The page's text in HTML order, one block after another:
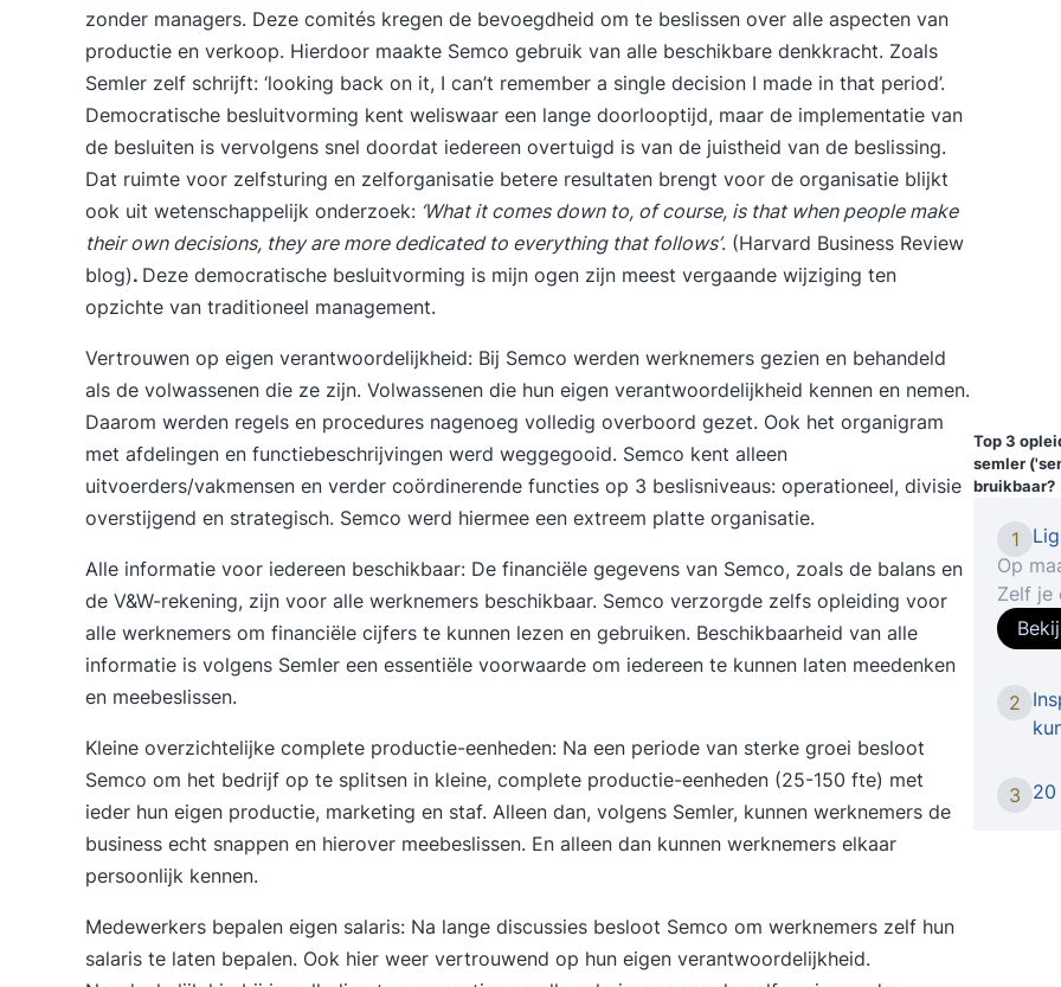
zonder managers. Deze comités kregen de bevoegdheid om te beslissen over alle aspecten van
productie en verkoop. Hierdoor maakte Semco gebruik van alle beschikbare denkkracht. Zoals
Semler zelf schrijft: ‘looking back on it, I can’t remember a single decision I made in that period’.
Democratische besluitvorming kent weliswaar een lange doorlooptijd, maar de implementatie van
de besluiten is vervolgens snel doordat iedereen overtuigd is van de juistheid van de beslissing.
Dat ruimte voor zelfsturing en zelforganisatie betere resultaten brengt voor de organisatie blijkt
ook uit wetenschappelijk onderzoek: ‘What it comes down to, of course, is that when people make
their own decisions, they are more dedicated to everything that follows’. (Harvard Business Review
blog). Deze democratische besluitvorming is mijn ogen zijn meest vergaande wijziging ten
opzichte van traditioneel management.
Vertrouwen op eigen verantwoordelijkheid: Bij Semco werden werknemers gezien en behandeld
als de volwassenen die ze zijn. Volwassenen die hun eigen verantwoordelijkheid kennen en nemen.
Daarom werden regels en procedures nagenoeg volledig overboord gezet. Ook het organigram
met afdelingen en functiebeschrijvingen werd weggegooid. Semco kent alleen
uitvoerders/vakmensen en verder coördinerende functies op 3 beslisniveaus: operationeel, divisie
overstijgend en strategisch. Semco werd hiermee een extreem platte organisatie.
Alle informatie voor iedereen beschikbaar: De financiële gegevens van Semco, zoals de balans en
de V&W-rekening, zijn voor alle werknemers beschikbaar. Semco verzorgde zelfs opleiding voor
alle werknemers om financiële cijfers te kunnen lezen en gebruiken. Beschikbaarheid van alle
informatie is volgens Semler een essentiële voorwaarde om iedereen te kunnen laten meedenken
en meebeslissen.
Kleine overzichtelijke complete productie-eenheden: Na een periode van sterke groei besloot
Semco om het bedrijf op te splitsen in kleine, complete productie-eenheden (25-150 fte) met
ieder hun eigen productie, marketing en staf. Alleen dan, volgens Semler, kunnen werknemers de
business echt snappen en hierover meebeslissen. En alleen dan kunnen werknemers elkaar
persoonlijk kennen.
Medewerkers bepalen eigen salaris: Na lange discussies besloot Semco om werknemers zelf hun
salaris te laten bepalen. Ook hier weer vertrouwend op hun eigen verantwoordelijkheid.
Top 3
semler
bruikbaar?
1
Op
Zelf je
leren met
Cloud
met
2
3 20